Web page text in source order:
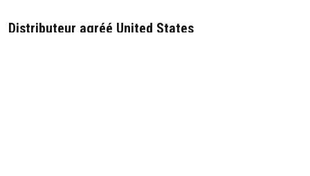
Distributeur agréé United States